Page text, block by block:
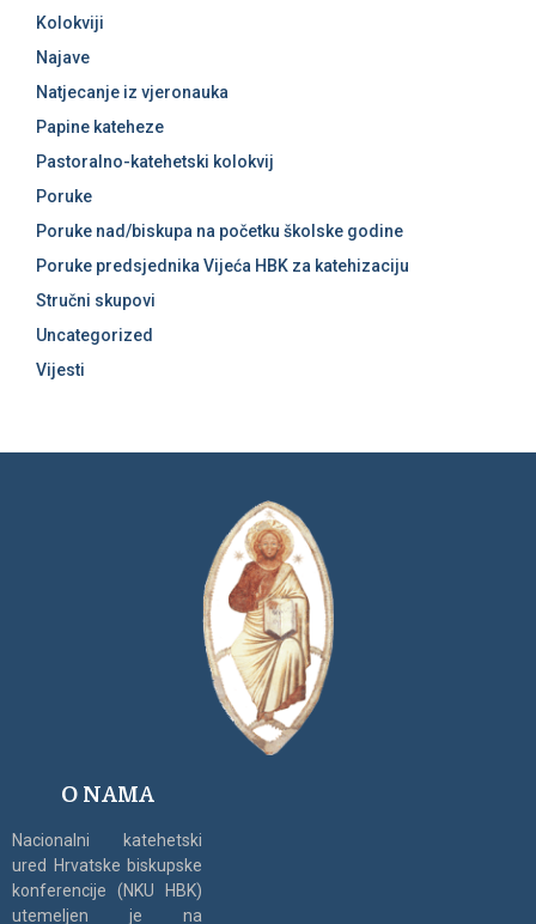
Kolokviji
Najave
Natjecanje iz vjeronauka
Papine kateheze
Pastoralno-katehetski kolokvij
Poruke
Poruke nad/biskupa na početku školske godine
Poruke predsjednika Vijeća HBK za katehizaciju
Stručni skupovi
Uncategorized
Vijesti
O NAMA
Nacionalni katehetski
ured Hrvatske biskupske
konferencije (NKU HBK)
utemeljen je na